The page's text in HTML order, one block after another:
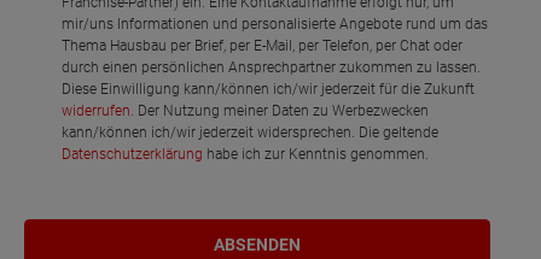
mir/uns Informationen und personalisierte Angebote rund um das
Thema Hausbau per Brief, per E-Mail, per Telefon, per Chat oder
durch einen persönlichen Ansprechpartner zukommen zu lassen.
Diese Einwilligung kann/können ich/wir jederzeit für die Zukunft
widerrufen. Der Nutzung meiner Daten zu Werbezwecken
kann/können ich/wir jederzeit widersprechen. Die geltende
Datenschutzerklärung habe ich zur Kenntnis genommen.